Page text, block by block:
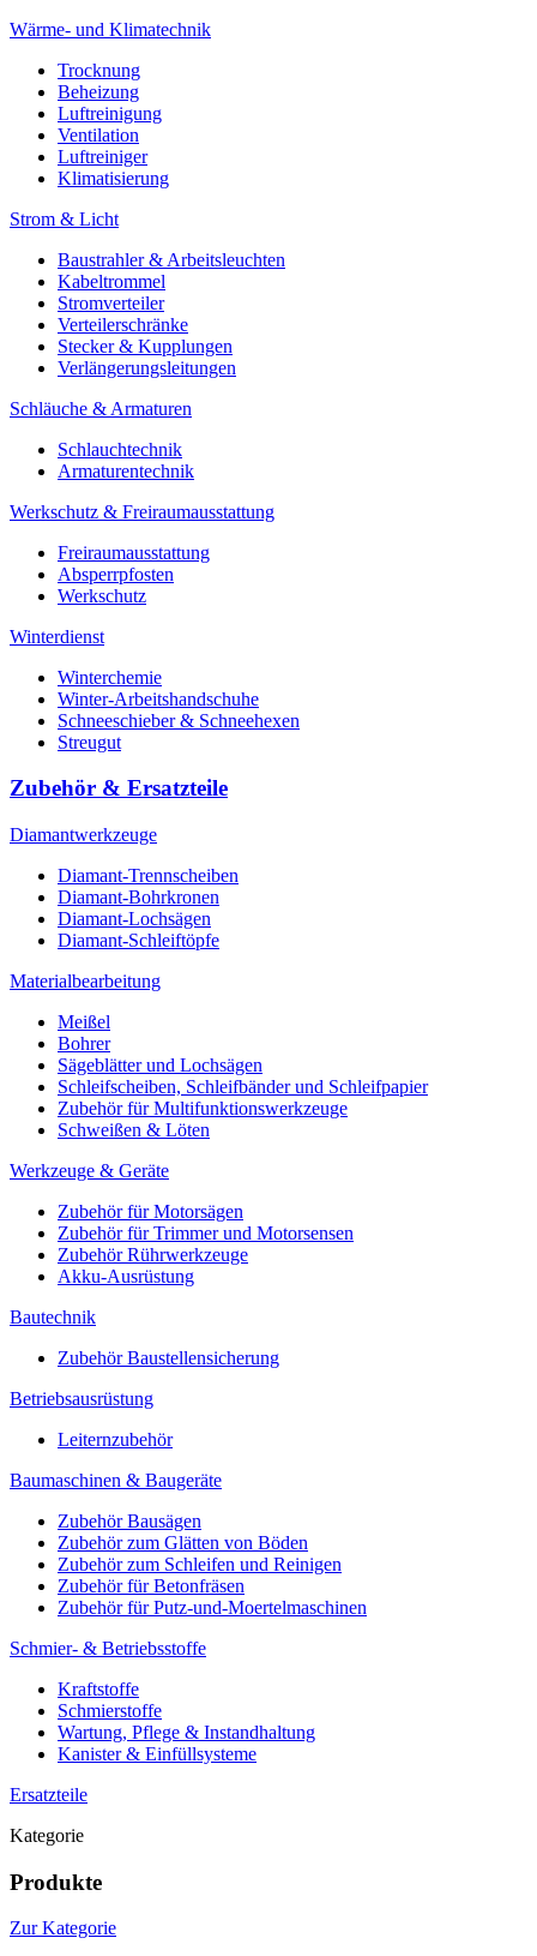
Wärme- und Klimatechnik
Trocknung
Beheizung
Luftreinigung
Ventilation
Luftreiniger
Klimatisierung
Strom & Licht
Baustrahler & Arbeitsleuchten
Kabeltrommel
Stromverteiler
Verteilerschränke
Stecker & Kupplungen
Verlängerungs­leitungen
Schläuche & Armaturen
Schlauchtechnik
Armaturentechnik
Werkschutz & Freiraumausstattung
Freiraumausstattung
Absperrpfosten
Werkschutz
Winterdienst
Winterchemie
Winter-Arbeitshandschuhe
Schneeschieber & Schneehexen
Streugut
Zubehör & Ersatzteile
Diamantwerkzeuge
Diamant-Trennscheiben
Diamant-Bohrkronen
Diamant-Lochsägen
Diamant-Schleiftöpfe
Materialbearbeitung
Meißel
Bohrer
Sägeblätter und Lochsägen
Schleifscheiben, Schleifbänder und Schleifpapier
Zubehör für Multifunktionswerkzeuge
Schweißen & Löten
Werkzeuge & Geräte
Zubehör für Motorsägen
Zubehör für Trimmer und Motorsensen
Zubehör Rührwerkzeuge
Akku-Ausrüstung
Bautechnik
Zubehör Baustellensicherung
Betriebsausrüstung
Leiternzubehör
Baumaschinen & Baugeräte
Zubehör Bausägen
Zubehör zum Glätten von Böden
Zubehör zum Schleifen und Reinigen
Zubehör für Betonfräsen
Zubehör für Putz-und-Moertelmaschinen
Schmier- & Betriebsstoffe
Kraftstoffe
Schmierstoffe
Wartung, Pflege & Instandhaltung
Kanister & Einfüllsysteme
Ersatzteile
Kategorie
Produkte
Zur Kategorie